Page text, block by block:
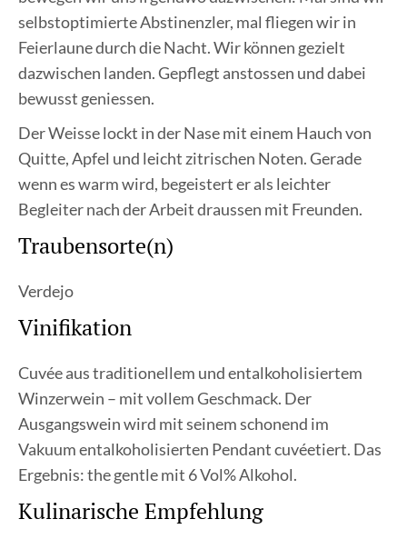
selbstoptimierte Abstinenzler, mal fliegen wir in
Feierlaune durch die Nacht. Wir können gezielt
dazwischen landen. Gepflegt anstossen und dabei
bewusst geniessen.
Der Weisse lockt in der Nase mit einem Hauch von
Quitte, Apfel und leicht zitrischen Noten. Gerade
wenn es warm wird, begeistert er als leichter
Begleiter nach der Arbeit draussen mit Freunden.
Traubensorte(n)
Verdejo
Vinifikation
Cuvée aus traditionellem und entalkoholisiertem
Winzerwein – mit vollem Geschmack. Der
Ausgangswein wird mit seinem schonend im
Vakuum entalkoholisierten Pendant cuvéetiert. Das
Ergebnis: the gentle mit 6 Vol% Alkohol.
Kulinarische Empfehlung